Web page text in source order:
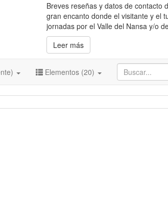
Breves reseñas y datos de contacto
gran encanto donde el visitante y el
jornadas por el Valle del Nansa y/o
Leer más
Elementos (20)